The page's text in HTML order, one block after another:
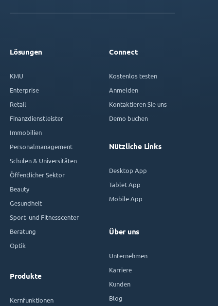
Lösungen
KMU
Enterprise
Retail
Finanzdienstleister
Immobilien
Personalmanagement
Schulen & Universitäten
Öffentlicher Sektor
Beauty
Gesundheit
Sport- und Fitnesscenter
Beratung
Optik
Produkte
Kernfunktionen
Connect
Kostenlos testen
Anmelden
Kontaktieren Sie uns
Demo buchen
Nützliche Links
Desktop App
Tablet App
Mobile App
Über uns
Unternehmen
Karriere
Kunden
Blog